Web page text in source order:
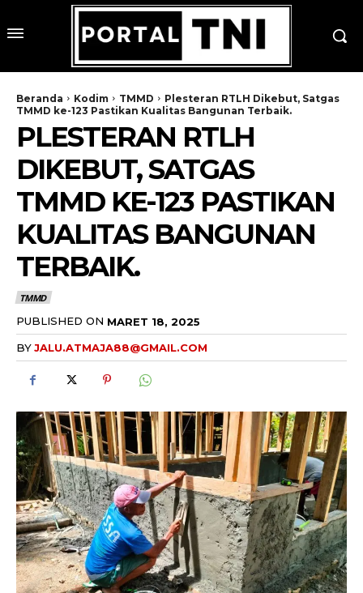
Beranda Kodim TMMD
Plesteran RTLH Dikebut, Satgas
TMMD ke-123 Pastikan Kualitas Bangunan Terbaik.
PLESTERAN RTLH
DIKEBUT, SATGAS
TMMD KE-123 PASTIKAN
KUALITAS BANGUNAN
TERBAIK.
TMMD
PUBLISHED ON MARET 18, 2025
BYJALU.ATMAJA88@GMAIL.COM